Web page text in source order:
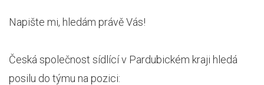
Napište mi, hledám právě Vás!
Česká společnost sídlící v Pardubickém kraji hledá
posilu do týmu na pozici: